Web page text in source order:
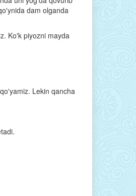
dam olganda
Ko'k piyozni mayda
Lekin qancha